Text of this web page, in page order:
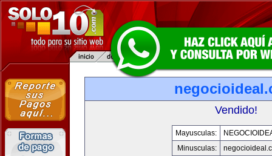
Vendido!
Mayusculas:
Minusculas: